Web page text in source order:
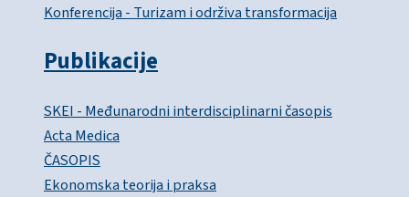
Konferencija - Turizam i održiva transformacija
Publikacije
SKEI - Međunarodni interdisciplinarni časopis
Acta Medica
ČASOPIS
Ekonomska teorija i praksa